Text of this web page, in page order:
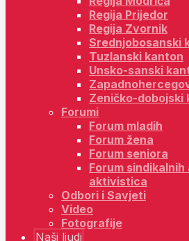
Regija Prijedor
Regija Zvornik
Srednjobosanski
Tuzlanski kanton
Unsko-sanski
Zeničko-dobojski
Forumi
Forum mladih
Forum žena
Forum seniora
Forum
aktivistica
Odbori i Savjeti
Video
Fotografije
Naši ljudi